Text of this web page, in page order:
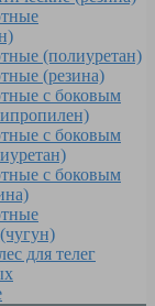
(полиуретан)
(резина)
c боковым
c боковым
c боковым
для телег